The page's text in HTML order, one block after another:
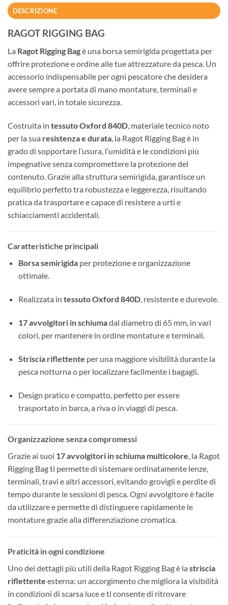
DESCRIZIONE
RAGOT RIGGING BAG
La Ragot Rigging Bagè una borsa semirigida progettata per
offrire protezione e ordine alle tue attrezzature da pesca. Un
accessorio indispensabile per ogni pescatore che desidera
avere sempre a portata di mano montature, terminali e
accessori vari, in totale sicurezza.
Costruita in tessuto Oxford 840D , materiale tecnico noto
per la sua resistenza e durata , la Ragot Rigging Bag è in
grado di sopportare l’usura, l’umidità e le condizioni più
impegnative senza compromettere la protezione del
contenuto. Grazie alla struttura semirigida, garantisce un
equilibrio perfetto tra robustezza e leggerezza, risultando
pratica da trasportare e capace di resistere a urti e
schiacciamenti accidentali.
Caratteristiche principali
Borsa semirigidaper protezione e organizzazione
ottimale.
Realizzata in tessuto Oxford 840D, resistente e durevole.
17 avvolgitori in schiumadal diametro di 65 mm, in vari
colori, per mantenere in ordine montature e terminali.
Striscia riflettente per una maggiore visibilità durante la
pesca notturna o per localizzare facilmente i bagagli.
Design pratico e compatto, perfetto per essere
trasportato in barca, a riva o in viaggi di pesca.
Organizzazione senza compromessi
Grazie ai suoi 17 avvolgitori in schiuma multicolore, la Ragot
Rigging Bag ti permette di sistemare ordinatamente lenze,
terminali, travi e altri accessori, evitando grovigli e perdite di
tempo durante le sessioni di pesca. Ogni avvolgitore è facile
da utilizzare e permette di distinguere rapidamente le
montature grazie alla differenziazione cromatica.
Praticità in ogni condizione
Uno dei dettagli più utili della Ragot Rigging Bag è la striscia
riflettente esterna: un accorgimento che migliora la visibilità
in condizioni di scarsa luce e ti consente di ritrovare